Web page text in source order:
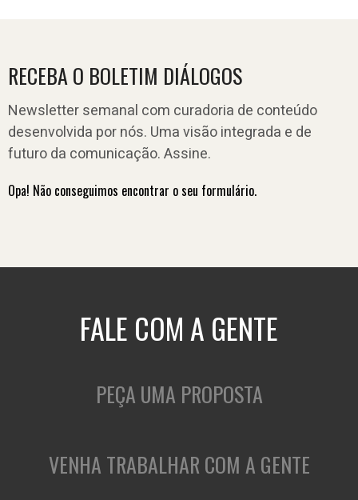
RECEBA O BOLETIM DIÁLOGOS
Newsletter semanal com curadoria de conteúdo
desenvolvida por nós. Uma visão integrada e de
futuro da comunicação. Assine.
Opa! Não conseguimos encontrar o seu formulário.
FALE COM A GENTE
PEÇA UMA PROPOSTA
VENHA TRABALHAR COM A GENTE